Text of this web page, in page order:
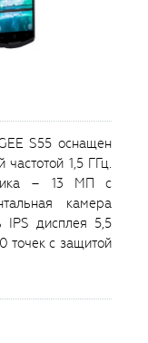
S55 оснащен
1,5 ГГц.
– 13 МП с
камера
IPS дисплея 5,5
с защитой